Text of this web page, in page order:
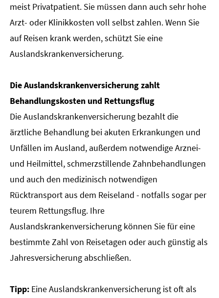
meist Privatpatient. Sie müssen dann auch sehr hohe
Arzt- oder Klinikkosten voll selbst zahlen. Wenn Sie
auf Reisen krank werden, schützt Sie eine
Auslandskrankenversicherung.
Die Auslandskrankenversicherung zahlt
Behandlungskosten und Rettungsflug
Die Auslandskrankenversicherung bezahlt die
ärztliche Behandlung bei akuten Erkrankungen und
Unfällen im Ausland, außerdem notwendige Arznei-
und Heilmittel, schmerzstillende Zahnbehandlungen
und auch den medizinisch notwendigen
Rücktransport aus dem Reiseland - notfalls sogar per
teurem Rettungsflug. Ihre
Auslandskrankenversicherung können Sie für eine
bestimmte Zahl von Reisetagen oder auch günstig als
Jahresversicherung abschließen.
Tipp: Eine Auslandskrankenversicherung ist oft als